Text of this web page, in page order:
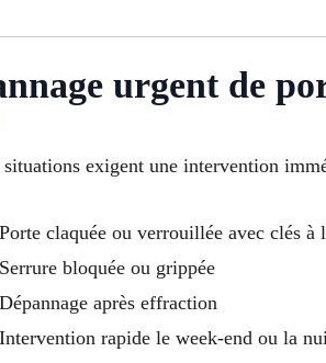
urgent de
situations exigent une intervention
Porte claquée ou verrouillée avec clés à
Serrure bloquée ou grippée
Dépannage après effraction
Intervention rapide le week-end ou la